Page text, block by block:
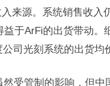
来源。系统销售收入
于ArFi的出货带动。
司光刻系统的出货均
受管制的影响，但中